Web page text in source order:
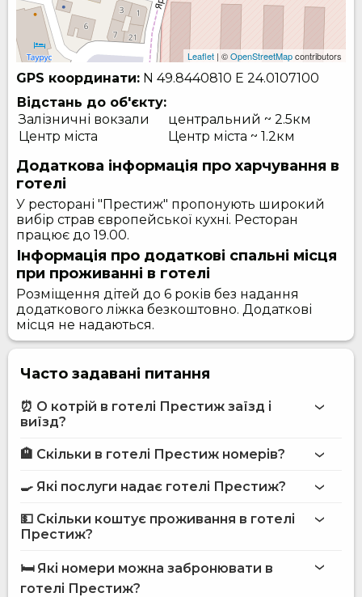
Leaflet | ©OpenStreetMapcontributors
GPS координати: N 49.8440810 E 24.0107100
Відстань до об'єкту:
Залізничні вокзали
центральний ~ 2.5км
Центр міста
Центр міста ~ 1.2км
Додаткова інформація про харчування в
готелі
У ресторані "Престиж" пропонують широкий
вибір страв європейської кухні. Ресторан
працює до 19.00.
Інформація про додаткові спальні місця
при проживанні в готелі
Розміщення дітей до 6 років без надання
додаткового ліжка безкоштовно. Додаткові
місця не надаються.
Часто задавані питання
⏰ О котрій в готелі Престиж заїзд і
виїзд?
Більше інформації про Готель Престиж
🏨 Скільки в готелі Престиж номерів?
🍳 Які послуги надає готелі Престиж?
Інтернет
Ресторан
Термінал для оплати карткою
Кав'ярня на території
Прибирання номерів за запитом
💵 Скільки коштує проживання в готелі
Престиж?
на сайті Hotels24.ua
🛏️ Які номери можна забронювати в
готелі Престиж?